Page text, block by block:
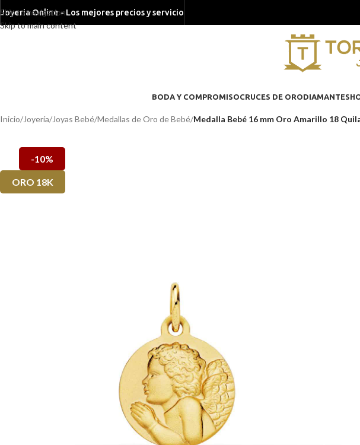
Skip to navigation
Skip to main content
Joyeria Online - Los mejores precios y servicio
BODA Y COMPROMISOCRUCES DE ORODIAMANTES
Inicio/Joyería/Joyas Bebé/Medallas de Oro de Bebé/Medalla Bebé 16 mm Oro Amarillo 18
-10%
ORO 18K